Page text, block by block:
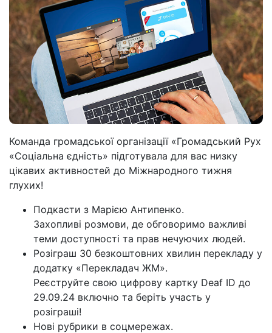
Команда громадської організації «Громадський Рух
«Соціальна єдність» підготувала для вас низку
цікавих активностей до Міжнародного тижня
глухих!
Подкасти з Марією Антипенко.
Захопливі розмови, де обговоримо важливі
теми доступності та прав нечуючих людей.
Розіграш 30 безкоштовних хвилин перекладу у
додатку «Перекладач ЖМ».
Реєструйте свою цифрову картку Deaf ID до
29.09.24 включно та беріть участь у
розіграші!
Нові рубрики в соцмережах.